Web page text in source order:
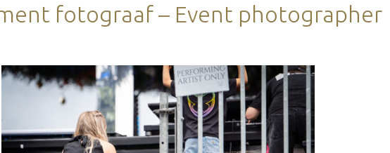
fotograaf – Event photographer